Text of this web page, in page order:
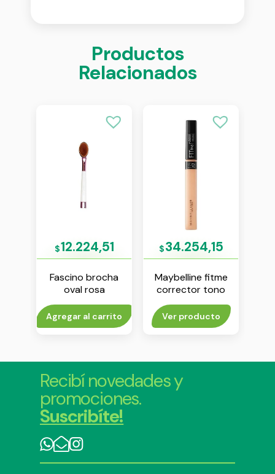
Productos
Relacionados
$12.224,51
Fascino brocha
oval rosa
Agregar al carrito
$34.254,15
Maybelline fitme
corrector tono
light 15
Ver producto
Recibí novedades y
promociones.
Suscribíte!